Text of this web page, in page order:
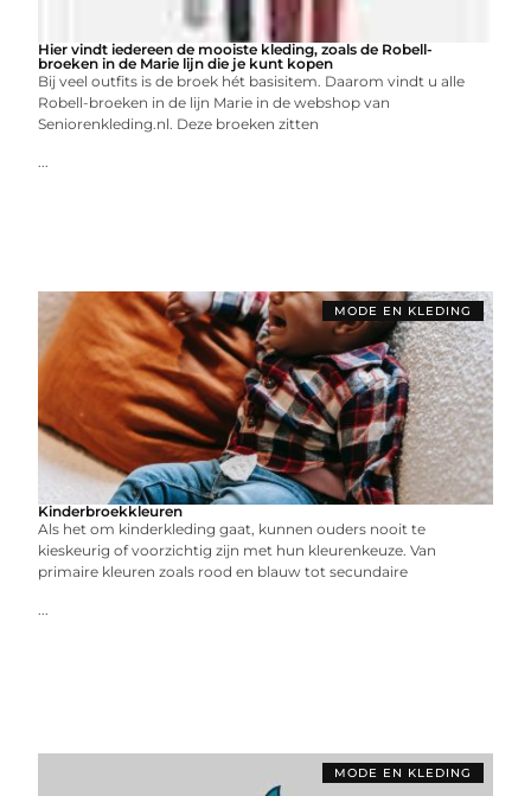
Hier vindt iedereen de mooiste kleding, zoals de Robell-
broeken in de Marie lijn die je kunt kopen
Bij veel outfits is de broek hét basisitem. Daarom vindt u alle
Robell-broeken in de lijn Marie in de webshop van
Seniorenkleding.nl. Deze broeken zitten
...
MODE EN KLEDING
Kinderbroekkleuren
Als het om kinderkleding gaat, kunnen ouders nooit te
kieskeurig of voorzichtig zijn met hun kleurenkeuze. Van
primaire kleuren zoals rood en blauw tot secundaire
...
MODE EN KLEDING